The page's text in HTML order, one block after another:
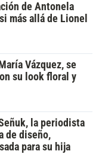
de Antonela
más allá de Lionel
Vázquez, se
su look floral y
la periodista
de diseño,
para su hija